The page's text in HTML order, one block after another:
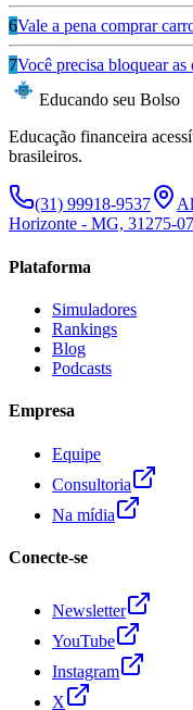
6Vale a pena comprar
7Você precisa bloquear as
Educando seu Bolso
Educação financeira
brasileiros.
(31) 99918-9537
Horizonte - MG, 31275-
Plataforma
Simuladores
Rankings
Blog
Podcasts
Empresa
Equipe
Consultoria
Na mídia
Conecte-se
Newsletter
YouTube
Instagram
X